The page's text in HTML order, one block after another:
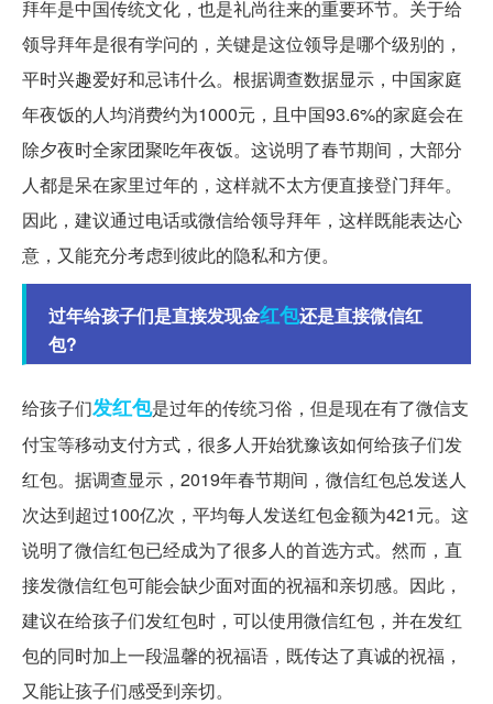
拜年是中国传统文化，也是礼尚往来的重要环节。关于给
领导拜年是很有学问的，关键是这位领导是哪个级别的，
平时兴趣爱好和忌讳什么。根据调查数据显示，中国家庭
年夜饭的人均消费约为1000元，且中国93.6%的家庭会在
除夕夜时全家团聚吃年夜饭。这说明了春节期间，大部分
人都是呆在家里过年的，这样就不太方便直接登门拜年。
因此，建议通过电话或微信给领导拜年，这样既能表达心
意，又能充分考虑到彼此的隐私和方便。
过年给孩子们是直接发现金红包还是直接微信红
包?
给孩子们发红包是过年的传统习俗，但是现在有了微信支
付宝等移动支付方式，很多人开始犹豫该如何给孩子们发
红包。据调查显示，2019年春节期间，微信红包总发送人
次达到超过100亿次，平均每人发送红包金额为421元。这
说明了微信红包已经成为了很多人的首选方式。然而，直
接发微信红包可能会缺少面对面的祝福和亲切感。因此，
建议在给孩子们发红包时，可以使用微信红包，并在发红
包的同时加上一段温馨的祝福语，既传达了真诚的祝福，
又能让孩子们感受到亲切。